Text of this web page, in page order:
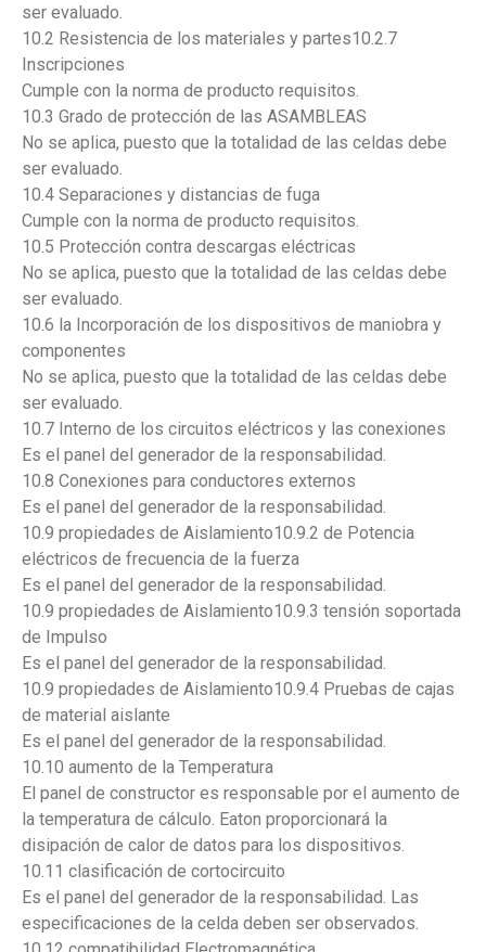
ser evaluado.
10.2 Resistencia de los materiales y partes10.2.7
Inscripciones
Cumple con la norma de producto requisitos.
10.3 Grado de protección de las ASAMBLEAS
No se aplica, puesto que la totalidad de las celdas debe
ser evaluado.
10.4 Separaciones y distancias de fuga
Cumple con la norma de producto requisitos.
10.5 Protección contra descargas eléctricas
No se aplica, puesto que la totalidad de las celdas debe
ser evaluado.
10.6 la Incorporación de los dispositivos de maniobra y
componentes
No se aplica, puesto que la totalidad de las celdas debe
ser evaluado.
10.7 Interno de los circuitos eléctricos y las conexiones
Es el panel del generador de la responsabilidad.
10.8 Conexiones para conductores externos
Es el panel del generador de la responsabilidad.
10.9 propiedades de Aislamiento10.9.2 de Potencia
eléctricos de frecuencia de la fuerza
Es el panel del generador de la responsabilidad.
10.9 propiedades de Aislamiento10.9.3 tensión soportada
de Impulso
Es el panel del generador de la responsabilidad.
10.9 propiedades de Aislamiento10.9.4 Pruebas de cajas
de material aislante
Es el panel del generador de la responsabilidad.
10.10 aumento de la Temperatura
El panel de constructor es responsable por el aumento de
la temperatura de cálculo. Eaton proporcionará la
disipación de calor de datos para los dispositivos.
10.11 clasificación de cortocircuito
Es el panel del generador de la responsabilidad. Las
especificaciones de la celda deben ser observados.